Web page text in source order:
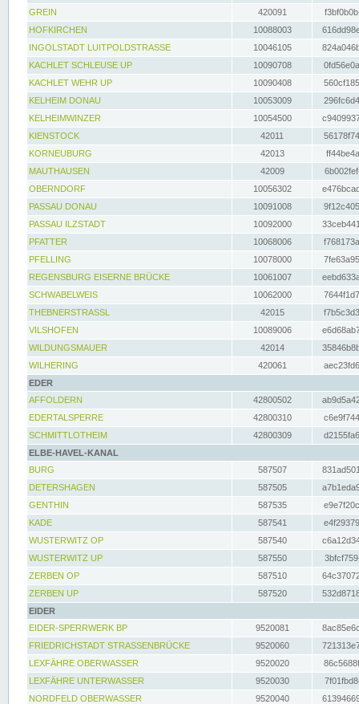
GREIN
420091
HOFKIRCHEN
10088003
INGOLSTADT LUITPOLDSTRASSE
10046105
KACHLET SCHLEUSE UP
10090708
KACHLET WEHR UP
10090408
KELHEIM DONAU
10053009
KELHEIMWINZER
10054500
KIENSTOCK
42011
KORNEUBURG
42013
MAUTHAUSEN
42009
OBERNDORF
10056302
PASSAU DONAU
10091008
PASSAU ILZSTADT
10092000
PFATTER
10068006
PFELLING
10078000
REGENSBURG EISERNE BRÜCKE
10061007
SCHWABELWEIS
10062000
THEBNERSTRASSL
42015
VILSHOFEN
10089006
WILDUNGSMAUER
42014
WILHERING
420061
EDER
AFFOLDERN
42800502
EDERTALSPERRE
42800310
SCHMITTLOTHEIM
42800309
ELBE-HAVEL-KANAL
BURG
587507
DETERSHAGEN
587505
GENTHIN
587535
KADE
587541
WUSTERWITZ OP
587540
WUSTERWITZ UP
587550
ZERBEN OP
587510
ZERBEN UP
587520
EIDER
EIDER-SPERRWERK BP
9520081
FRIEDRICHSTADT STRASSENBRÜCKE
9520060
LEXFÄHRE OBERWASSER
9520020
LEXFÄHRE UNTERWASSER
9520030
NORDFELD OBERWASSER
9520040